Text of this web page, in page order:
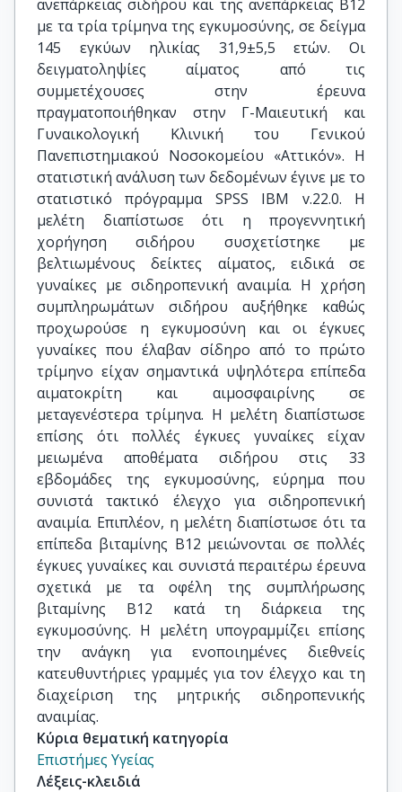
ανεπάρκειας σιδήρου και της ανεπάρκειας Β12
με τα τρία τρίμηνα της εγκυμοσύνης, σε δείγμα
145 εγκύων ηλικίας 31,9±5,5 ετών. Οι
δειγματοληψίες αίματος από τις
συμμετέχουσες στην έρευνα
πραγματοποιήθηκαν στην Γ-Μαιευτική και
Γυναικολογική Κλινική του Γενικού
Πανεπιστημιακού Νοσοκομείου «Αττικόν». Η
στατιστική ανάλυση των δεδομένων έγινε με το
στατιστικό πρόγραμμα SPSS IBM v.22.0. Η
μελέτη διαπίστωσε ότι η προγεννητική
χορήγηση σιδήρου συσχετίστηκε με
βελτιωμένους δείκτες αίματος, ειδικά σε
γυναίκες με σιδηροπενική αναιμία. Η χρήση
συμπληρωμάτων σιδήρου αυξήθηκε καθώς
προχωρούσε η εγκυμοσύνη και οι έγκυες
γυναίκες που έλαβαν σίδηρο από το πρώτο
τρίμηνο είχαν σημαντικά υψηλότερα επίπεδα
αιματοκρίτη και αιμοσφαιρίνης σε
μεταγενέστερα τρίμηνα. Η μελέτη διαπίστωσε
επίσης ότι πολλές έγκυες γυναίκες είχαν
μειωμένα αποθέματα σιδήρου στις 33
εβδομάδες της εγκυμοσύνης, εύρημα που
συνιστά τακτικό έλεγχο για σιδηροπενική
αναιμία. Επιπλέον, η μελέτη διαπίστωσε ότι τα
επίπεδα βιταμίνης Β12 μειώνονται σε πολλές
έγκυες γυναίκες και συνιστά περαιτέρω έρευνα
σχετικά με τα οφέλη της συμπλήρωσης
βιταμίνης Β12 κατά τη διάρκεια της
εγκυμοσύνης. Η μελέτη υπογραμμίζει επίσης
την ανάγκη για ενοποιημένες διεθνείς
κατευθυντήριες γραμμές για τον έλεγχο και τη
διαχείριση της μητρικής σιδηροπενικής
αναιμίας.
Κύρια θεματική κατηγορία
Επιστήμες Υγείας
Λέξεις-κλειδιά